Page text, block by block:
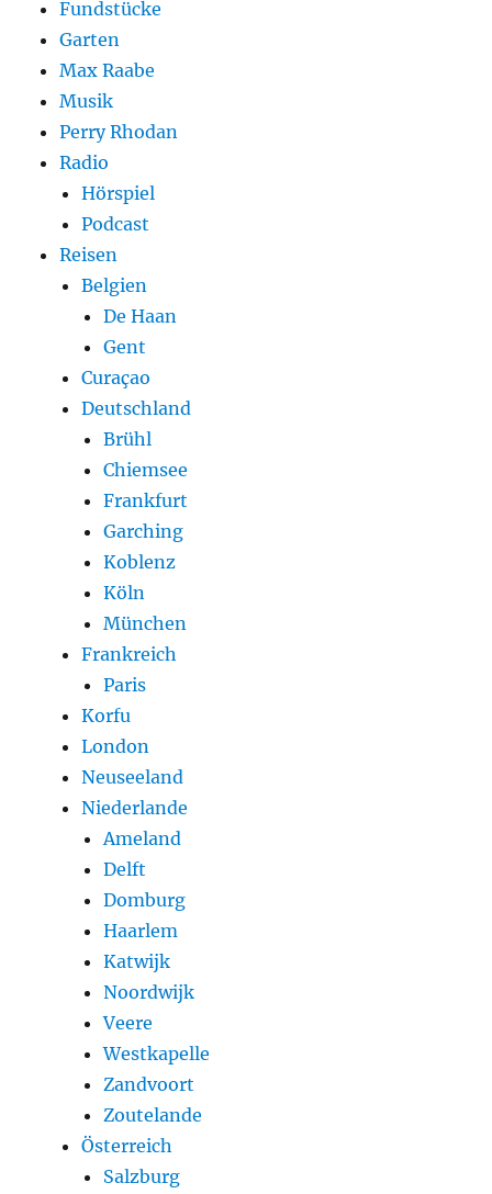
Fundstücke
Garten
Max Raabe
Musik
Perry Rhodan
Radio
Hörspiel
Podcast
Reisen
Belgien
De Haan
Gent
Curaçao
Deutschland
Brühl
Chiemsee
Frankfurt
Garching
Koblenz
Köln
München
Frankreich
Paris
Korfu
London
Neuseeland
Niederlande
Ameland
Delft
Domburg
Haarlem
Katwijk
Noordwijk
Veere
Westkapelle
Zandvoort
Zoutelande
Österreich
Salzburg